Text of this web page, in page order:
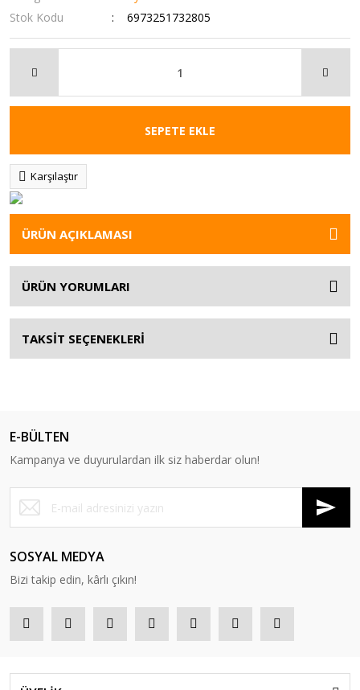
Stok Kodu
6973251732805
SEPETE EKLE
Karşılaştır
ÜRÜN AÇIKLAMASI
ÜRÜN YORUMLARI
TAKSİT SEÇENEKLERİ
E-BÜLTEN
Kampanya ve duyurulardan ilk siz haberdar olun!
SOSYAL MEDYA
Bizi takip edin, kârlı çıkın!